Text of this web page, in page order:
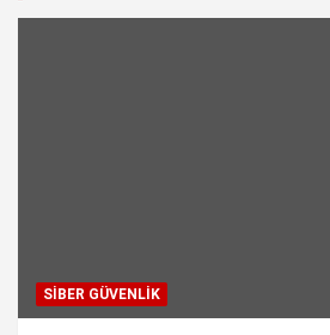
SIBER GÜVENLIK